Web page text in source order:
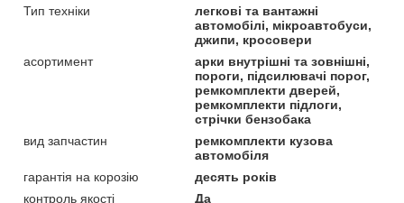
Тип техніки
легкові та вантажні
автомобілі, мікроавтобуси,
джипи, кросовери
асортимент
арки внутрішні та зовнішні,
пороги, підсилювачі порог,
ремкомплекти дверей,
ремкомплекти підлоги,
стрічки бензобака
вид запчастин
ремкомплекти кузова
автомобіля
гарантія на корозію
десять років
контроль якості
Да